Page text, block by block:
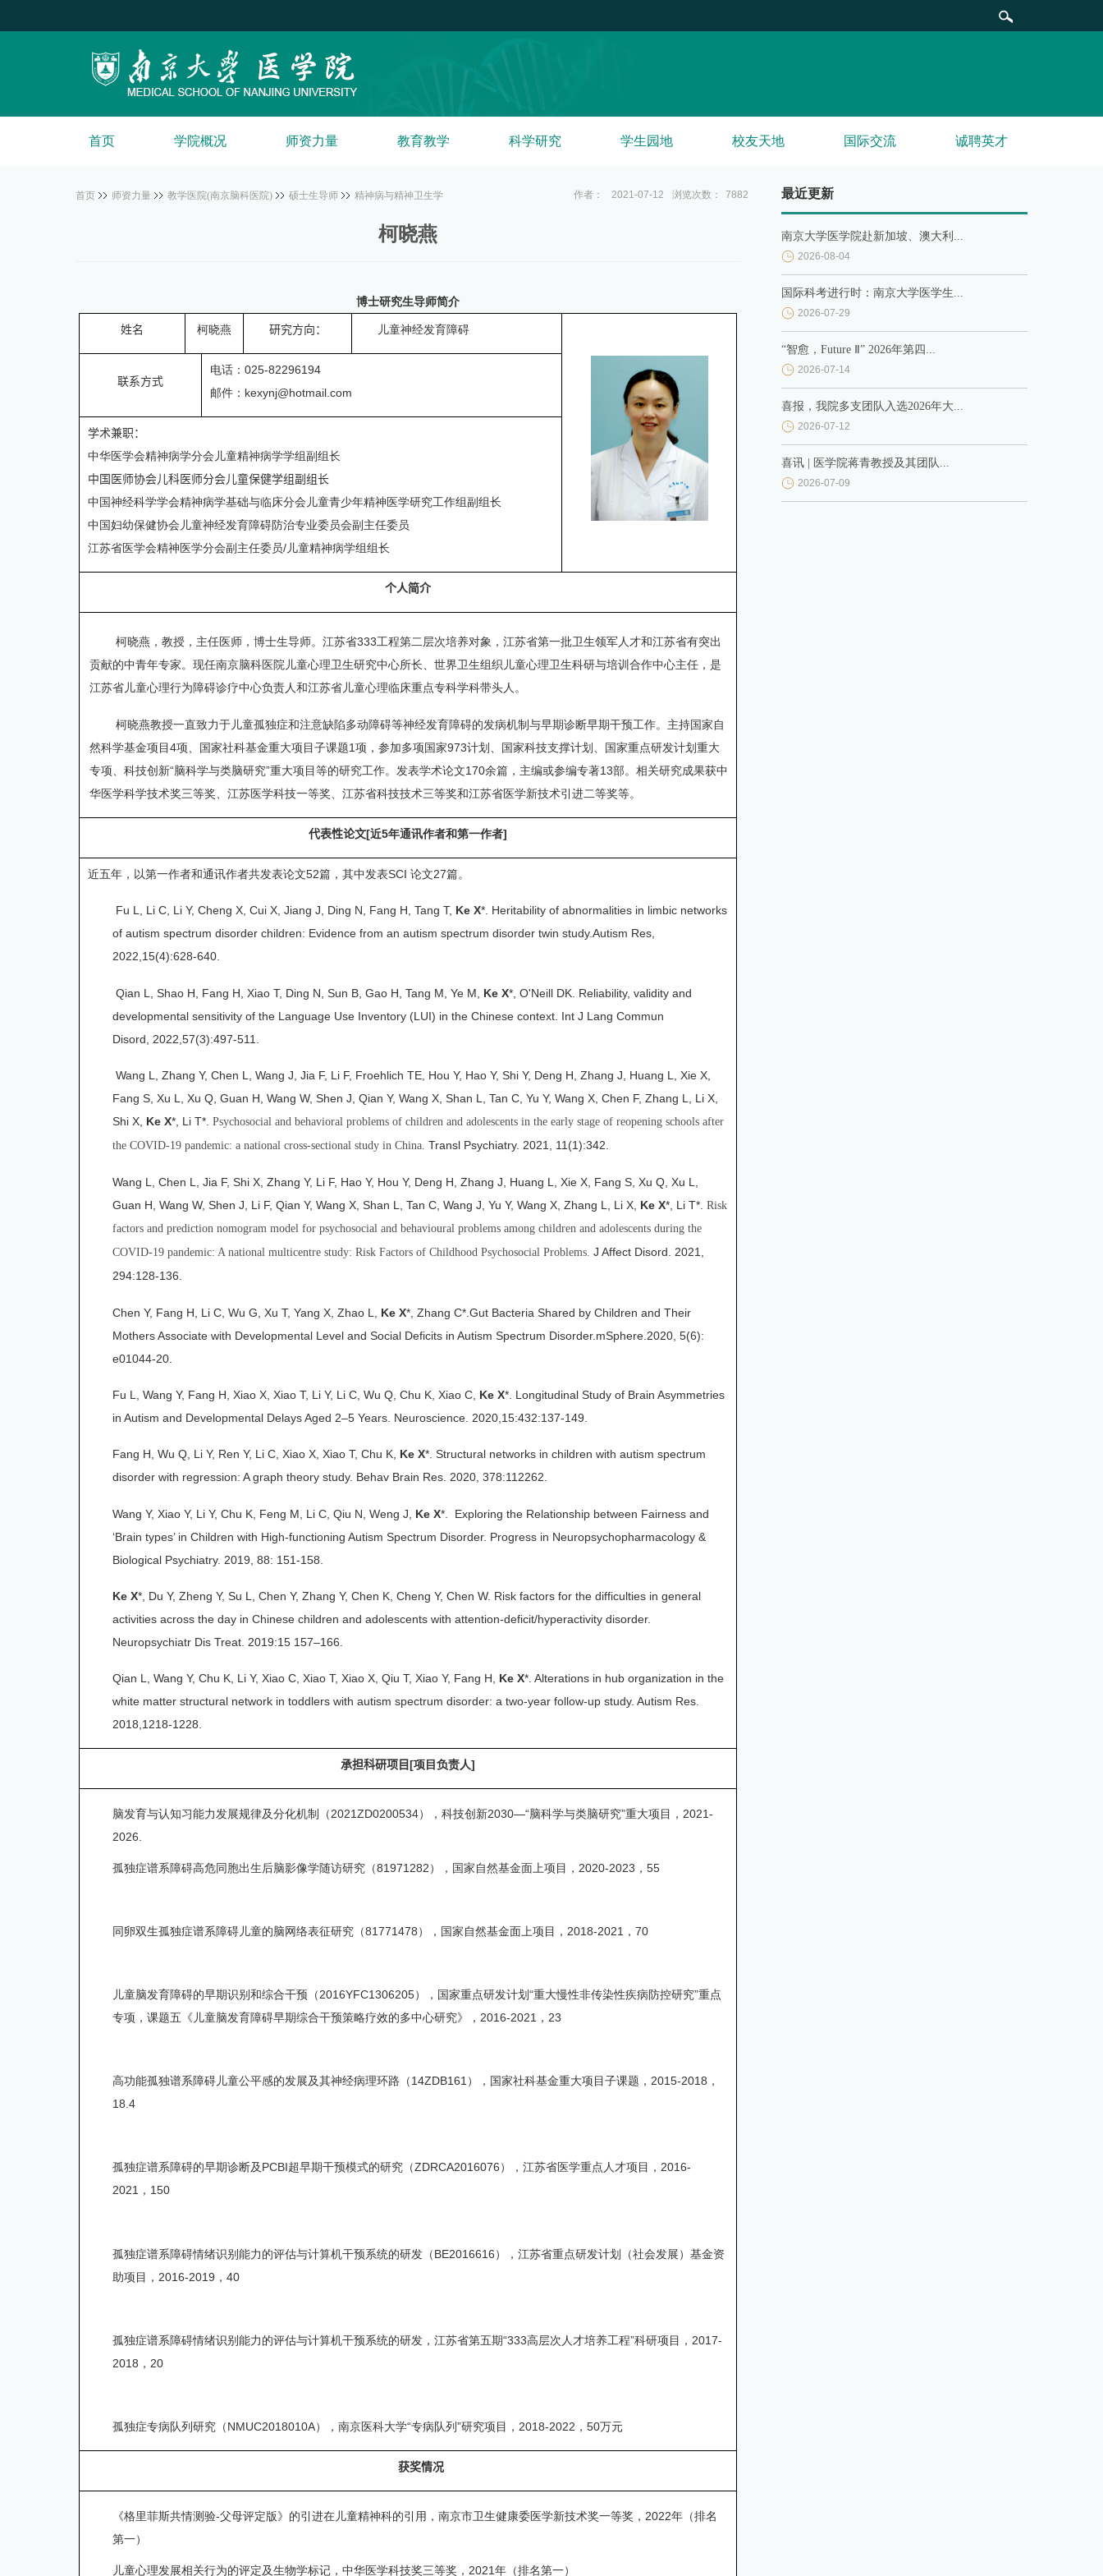
首页 学院概况 师资力量 教育教学 科学研究 学生园地 校友天地 国际交流 诚聘英才
首页 师资力量 教学医院(南京脑科医院) 硕士生导师 精神病与精神卫生学 作者： 2021-07-12 浏览次数： 7882
柯晓燕
博士研究生导师简介
姓名 柯晓燕 研究方向： 儿童神经发育障碍
联系方式
电话： 025-82296194
邮件： kexynj@hotmail.com
学术兼职：
中华医学会精神病学分会儿童精神病学学组副组长
中国医师协会儿科医师分会儿童保健学组副组长
中国神经科学学会精神病学基础与临床分会儿童青少年精神医学研究工作组副组长
中国妇幼保健协会儿童神经发育障碍防治专业委员会副主任委员
江苏省医学会精神医学分会副主任委员/儿童精神病学组组长
个人简介
柯晓燕，教授，主任医师，博士生导师。江苏省333工程第二层次培养对象，江苏省第一批卫生领军人才和江苏省有突出
贡献的中青年专家。现任南京脑科医院儿童心理卫生研究中心所长、世界卫生组织儿童心理卫生科研与培训合作中心主任，是
江苏省儿童心理行为障碍诊疗中心负责人和江苏省儿童心理临床重点专科学科带头人。
柯晓燕教授一直致力于儿童孤独症和注意缺陷多动障碍等神经发育障碍的发病机制与早期诊断早期干预工作。主持国家自
然科学基金项目4项、国家社科基金重大项目子课题1项，参加多项国家973计划、国家科技支撑计划、国家重点研发计划重大
专项、科技创新“脑科学与类脑研究”重大项目等的研究工作。发表学术论文170余篇，主编或参编专著13部。相关研究成果获中
华医学科学技术奖三等奖、江苏医学科技一等奖、江苏省科技技术三等奖和江苏省医学新技术引进二等奖等。
代表性论文[近5年通讯作者和第一作者]
近五年，以第一作者和通讯作者共发表论文52篇，其中发表SCI 论文27篇。
Fu L, Li C, Li Y, Cheng X, Cui X, Jiang J, Ding N, Fang H, Tang T, Ke X*. Heritability of abnormalities in limbic networks
of autism spectrum disorder children: Evidence from an autism spectrum disorder twin study.Autism Res,
2022,15(4):628-640.
Qian L, Shao H, Fang H, Xiao T, Ding N, Sun B, Gao H, Tang M, Ye M, Ke X* , O'Neill DK. Reliability, validity and
developmental sensitivity of the Language Use Inventory (LUI) in the Chinese context. Int J Lang Commun
Disord, 2022,57(3):497-511.
Wang L, Zhang Y, Chen L, Wang J, Jia F, Li F, Froehlich TE, Hou Y, Hao Y, Shi Y, Deng H, Zhang J, Huang L, Xie X,
Fang S, Xu L, Xu Q, Guan H, Wang W, Shen J, Qian Y, Wang X, Shan L, Tan C, Yu Y, Wang X, Chen F, Zhang L, Li X,
Shi X, Ke X*, Li T*. Psychosocial and behavioral problems of children and adolescents in the early stage of reopening schools after
the COVID-19 pandemic: a national cross-sectional study in China. Transl Psychiatry. 2021, 11(1):342.
Wang L, Chen L, Jia F, Shi X, Zhang Y, Li F, Hao Y, Hou Y, Deng H, Zhang J, Huang L, Xie X, Fang S, Xu Q, Xu L,
Guan H, Wang W, Shen J, Li F, Qian Y, Wang X, Shan L, Tan C, Wang J, Yu Y, Wang X, Zhang L, Li X, Ke X*, Li T*. Risk
factors and prediction nomogram model for psychosocial and behavioural problems among children and adolescents during the
COVID-19 pandemic: A national multicentre study: Risk Factors of Childhood Psychosocial Problems. J Affect Disord. 2021,
294:128-136.
Chen Y, Fang H, Li C, Wu G, Xu T, Yang X, Zhao L, Ke X* , Zhang C* Gut Bacteria Shared by Children and Their
Mothers Associate with Developmental Level and Social Deficits in Autism Spectrum Disorder. mSphere. 2020, 5(6):
e01044-20
Fu L, Wang Y, Fang H, Xiao X, Xiao T, Li Y, Li C, Wu Q, Chu K, Xiao C, Ke X*. Longitudinal Study of Brain Asymmetries
in Autism and Developmental Delays Aged 2–5 Years. Neuroscience. 2020,15:432:137-149.
Fang H, Wu Q, Li Y, Ren Y, Li C, Xiao X, Xiao T, Chu K, Ke X*. Structural networks in children with autism spectrum
disorder with regression: A graph theory study. Behav Brain Res. 2020, 378:112262.
Wang Y, Xiao Y, Li Y, Chu K, Feng M, Li C, Qiu N, Weng J, Ke X*. Exploring the Relationship between Fairness and
‘Brain types’ in Children with High-functioning Autism Spectrum Disorder. Progress in Neuropsychopharmacology &
Biological Psychiatry. 2019, 88: 151-158.
Ke X*, Du Y, Zheng Y, Su L, Chen Y, Zhang Y, Chen K, Cheng Y, Chen W. Risk factors for the difficulties in general
activities across the day in Chinese children and adolescents with attention-deficit/hyperactivity disorder.
Neuropsychiatr Dis Treat. 2019:15 157–166.
Qian L, Wang Y, Chu K, Li Y, Xiao C, Xiao T, Xiao X, Qiu T, Xiao Y, Fang H, Ke X*. Alterations in hub organization in the
white matter structural network in toddlers with autism spectrum disorder: a two-year follow-up study. Autism Res.
2018,1218-1228.
承担科研项目[项目负责人]
脑发育与认知习能力发展规律及分化机制（2021ZD0200534），科技创新2030—“脑科学与类脑研究”重大项目， 2021-
2026.
孤独症谱系障碍高危同胞出生后脑影像学随访研究（81971282），国家自然基金面上项目， 2020-2023 ， 55
同卵双生孤独症谱系障碍儿童的脑网络表征研究（81771478），国家自然基金面上项目， 2018-2021 ， 70
儿童脑发育障碍的早期识别和综合干预（2016YFC1306205），国家重点研发计划“重大慢性非传染性疾病防控研究”重点
专项，课题五《儿童脑发育障碍早期综合干预策略疗效的多中心研究》， 2016-2021 ， 23
高功能孤独谱系障碍儿童公平感的发展及其神经病理环路（14ZDB161），国家社科基金重大项目子课题， 2015-2018 ，
18.4
孤独症谱系障碍的早期诊断及PCBI超早期干预模式的研究（ZDRCA2016076），江苏省医学重点人才项目， 2016-
2021 ， 150
孤独症谱系障碍情绪识别能力的评估与计算机干预系统的研发（BE2016616），江苏省重点研发计划（社会发展）基金资
助项目， 2016-2019 ， 40
孤独症谱系障碍情绪识别能力的评估与计算机干预系统的研发，江苏省第五期“333高层次人才培养工程”科研项目， 2017-
2018 ， 20
孤独症专病队列研究（NMUC2018010A），南京医科大学“专病队列”研究项目， 2018-2022 ， 50万元
获奖情况
《格里菲斯共情测验-父母评定版》的引进在儿童精神科的引用，南京市卫生健康委医学新技术奖一等奖， 2022年（排名
第一）
儿童心理发展相关行为的评定及生物学标记，中华医学科技奖三等奖， 2021年（排名第一）
最近更新
南京大学医学院赴新加坡、澳大利...
2026-08-04
国际科考进行时：南京大学医学生...
2026-07-29
“智愈，Future Ⅱ” 2026年第四...
2026-07-14
喜报，我院多支团队入选2026年大...
2026-07-12
喜讯 | 医学院蒋青教授及其团队...
2026-07-09